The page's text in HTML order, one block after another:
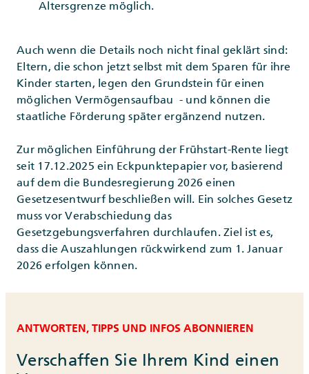
Altersgrenze möglich.
Auch wenn die Details noch nicht final geklärt sind:
Eltern, die schon jetzt selbst mit dem Sparen für ihre
Kinder starten, legen den Grundstein für einen
möglichen Vermögensaufbau - und können die
staatliche Förderung später ergänzend nutzen.
Zur möglichen Einführung der Frühstart-Rente liegt
seit 17.12.2025 ein Eckpunktepapier vor, basierend
auf dem die Bundesregierung 2026 einen
Gesetzesentwurf beschließen will. Ein solches Gesetz
muss vor Verabschiedung das
Gesetzgebungsverfahren durchlaufen. Ziel ist es,
dass die Auszahlungen rückwirkend zum 1. Januar
2026 erfolgen können.
ANTWORTEN, TIPPS UND INFOS ABONNIEREN
Verschaffen Sie Ihrem Kind einen